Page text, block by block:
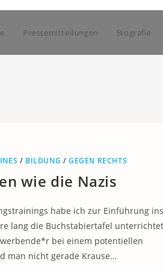
Pressemitteilungen Biografie
/ BILDUNG / GEGEN RECHTS
wie die Nazis
habe ich zur Einführung ins
lang die Buchstabiertafel
bei einem potentiellen
man nicht gerade Krause…